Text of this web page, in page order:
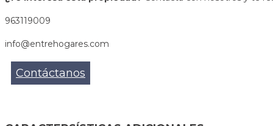
963119009
info@entrehogares.com
Contáctanos